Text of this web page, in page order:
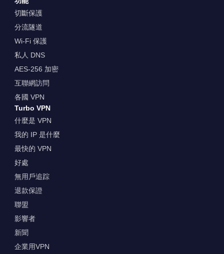
切斷保護
分流隧道
Wi-Fi 保護
私人 DNS
AES-256 加密
互聯網訪問
各國 VPN
Turbo VPN
什麼是 VPN
我的 IP 是什麼
最快的 VPN
好處
無用戶追踪
退款保證
聯盟
影響者
新聞
企業用VPN